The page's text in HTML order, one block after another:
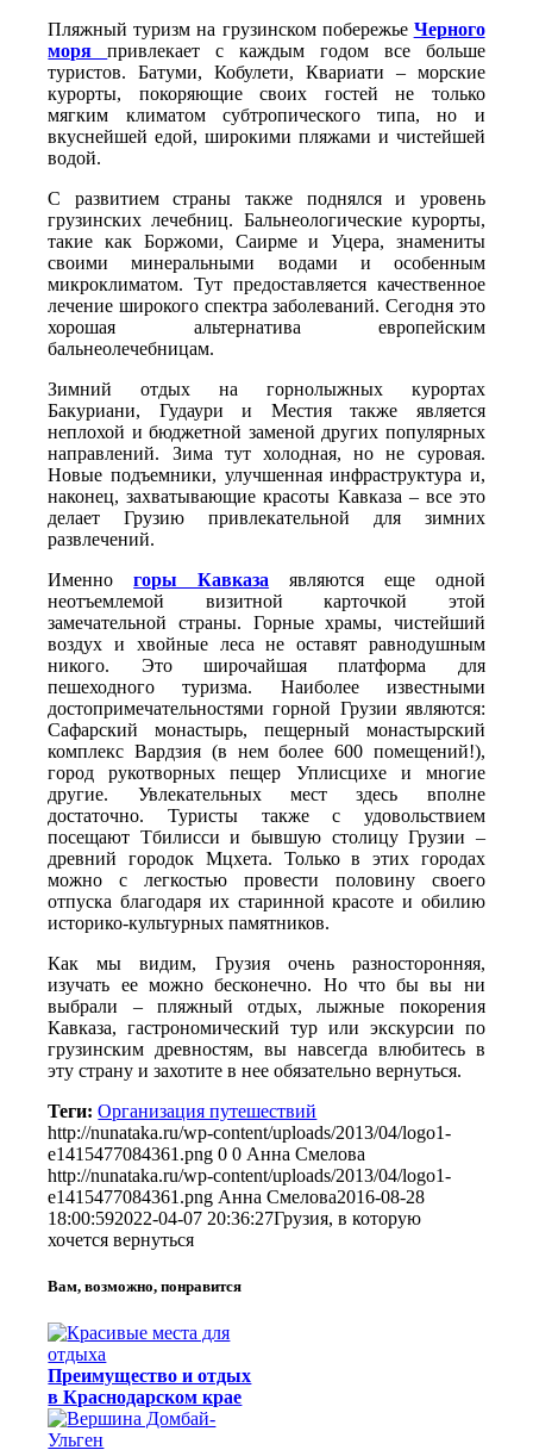
Пляжный туризм на грузинском побережье Черного
моряпривлекает с каждым годом все больше
туристов. Батуми, Кобулети, Квариати – морские
курорты, покоряющие своих гостей не только
мягким климатом субтропического типа, но и
вкуснейшей едой, широкими пляжами и чистейшей
водой.
С развитием страны также поднялся и уровень
грузинских лечебниц. Бальнеологические курорты,
такие как Боржоми, Саирме и Уцера, знамениты
своими минеральными водами и особенным
микроклиматом. Тут предоставляется качественное
лечение широкого спектра заболеваний. Сегодня это
хорошая альтернатива европейским
бальнеолечебницам.
Зимний отдых на горнолыжных курортах
Бакуриани, Гудаури и Местия также является
неплохой и бюджетной заменой других популярных
направлений. Зима тут холодная, но не суровая.
Новые подъемники, улучшенная инфраструктура и,
наконец, захватывающие красоты Кавказа – все это
делает Грузию привлекательной для зимних
развлечений.
Именногоры Кавказа являются еще одной
неотъемлемой визитной карточкой этой
замечательной страны. Горные храмы, чистейший
воздух и хвойные леса не оставят равнодушным
никого. Это широчайшая платформа для
пешеходного туризма. Наиболее известными
достопримечательностями горной Грузии являются:
Сафарский монастырь, пещерный монастырский
комплекс Вардзия (в нем более 600 помещений!),
город рукотворных пещер Уплисцихе и многие
другие. Увлекательных мест здесь вполне
достаточно. Туристы также с удовольствием
посещают Тбилисси и бывшую столицу Грузии –
древний городок Мцхета. Только в этих городах
можно с легкостью провести половину своего
отпуска благодаря их старинной красоте и обилию
историко-культурных памятников.
Как мы видим, Грузия очень разносторонняя,
изучать ее можно бесконечно. Но что бы вы ни
выбрали – пляжный отдых, лыжные покорения
Кавказа, гастрономический тур или экскурсии по
грузинским древностям, вы навсегда влюбитесь в
эту страну и захотите в нее обязательно вернуться.
Теги: Организация путешествий
http://nunataka.ru/wp-content/uploads/2013/04/logo1-
e1415477084361.png 0 0 Анна Смелова
http://nunataka.ru/wp-content/uploads/2013/04/logo1-
e1415477084361.png Анна Смелова2016-08-28
18:00:592022-04-07 20:36:27Грузия, в которую
хочется вернуться
Вам, возможно, понравится
Преимущество и отдых
в Краснодарском крае